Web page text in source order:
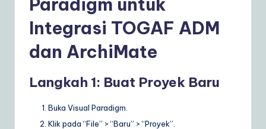
Integrasi TOGAF ADM
dan ArchiMate
Langkah 1: Buat Proyek Baru
Buka Visual Paradigm.
Klik pada “File” > “Baru” > “Proyek”.